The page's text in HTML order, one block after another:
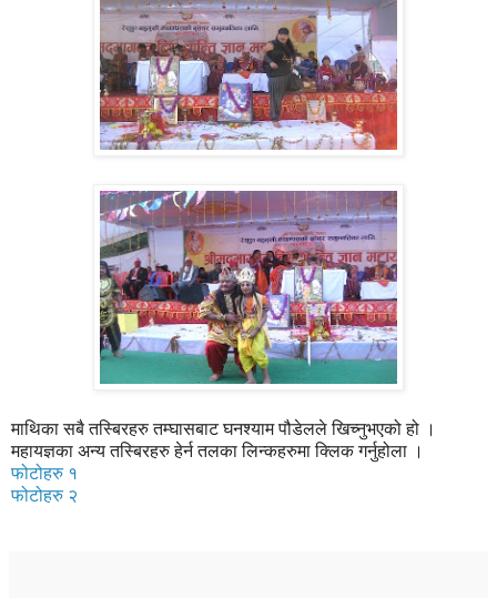
माथिका सबै तस्बिरहरु तम्घासबाट घनश्याम पौडेलले खिच्नुभएको हो ।
महायज्ञका अन्य तस्बिरहरु हेर्न तलका लिन्कहरुमा क्लिक गर्नुहोला ।
फोटोहरु १
फोटोहरु २